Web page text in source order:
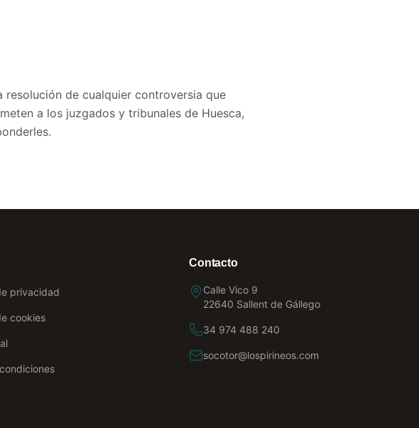
resolución de cualquier controversia que
a los juzgados y tribunales de Huesca,
privacidad
cookies
Contacto
Calle Vico 9
22640 Sallent de Gállego
34 974 488 240
socotor@lospirineos.com